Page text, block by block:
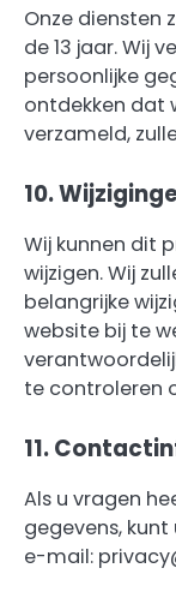
Onze diensten
de 13 jaar. Wij
persoonlijke
ontdekken dat
verzameld,
10.
Wij kunnen dit
wijzigen. Wij
belangrijke
website bij te
te controleren
11.
Als u vragen
gegevens,
e-mail: